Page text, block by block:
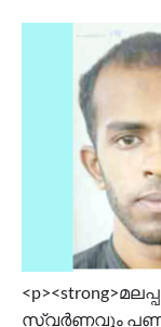
സ്വര്‍ണവും